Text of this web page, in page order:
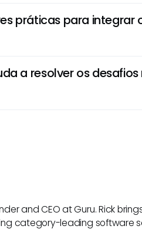
acionador e as ações
Configure as condições e
práticas para integrar
configurar
antes de
a resolver os
eficiência geral dos fluxos de
e simplificar processos o
and CEO at Guru. Rick
category-leading software